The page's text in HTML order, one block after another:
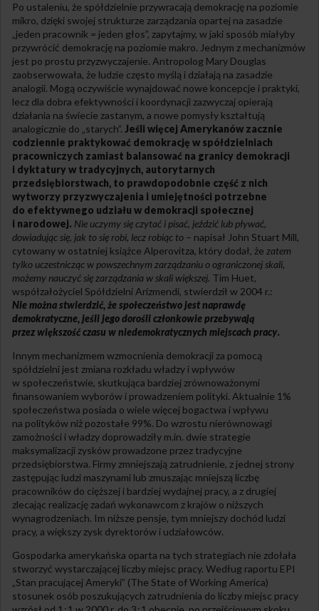
Po ustaleniu, że spółdzielnie przywracają demokrację na poziomie
mikro, dzięki swojej strukturze zarządzania opartej na zasadzie
„jeden pracownik = jeden głos”, zapytajmy, w jaki sposób miałyby
przywrócić demokrację na poziomie makro. Jednym z mechanizmów
jest po prostu przyzwyczajenie. Antropolog Mary Douglas
zaobserwowała, że ludzie często myślą i działają na zasadzie
analogii. Mogą oczywiście wynajdować nowe koncepcje i praktyki,
lecz dla dobra efektywności i koordynacji zazwyczaj opierają
działania na świecie zastanym, a nowe pomysły kształtują
analogicznie do „starych”. Jeśli więcej Amerykanów zacznie
codziennie praktykować demokrację w spółdzielniach
pracowniczych zamiast balansować na granicy demokracji
i dyktatury w tradycyjnych, autorytarnych
przedsiębiorstwach, to prawdopodobnie część z nich
wytworzy przyzwyczajenia i umiejętności potrzebne
do efektywnego udziału w demokracji społecznej
i narodowej. Nie uczymy się czytać i pisać, jeździć lub pływać,
dowiadując się, jak to się robi, lecz robiąc to – napisał John Stuart Mill,
cytowany w ostatniej książce Alperovitza, który dodał, że zatem
tylko uczestnicząc w powszechnym zarządzaniu o ograniczonej skali,
możemy nauczyć się zarządzania w skali większej. Tim Huet,
współzałożyciel Spółdzielni Arizmendi, stwierdził w 2004 r.:
Nie można stwierdzić, że społeczeństwo jest naprawdę
demokratyczne, jeśli jego dorośli członkowie przebywają
przez większość czasu w niedemokratycznych miejscach pracy.
Innym mechanizmem wzmocnienia demokracji za pomocą
spółdzielni jest zmiana rozkładu władzy i wpływów
w społeczeństwie, skutkująca bardziej zrównoważonymi
finansowaniem wyborów i prowadzeniem polityki. Aktualnie 1%
społeczeństwa posiada o wiele więcej bogactwa i wpływu
na polityków niż pozostałe 99%. Do wzrostu nierównowagi
zamożności i władzy doprowadziły m.in. dwie strategie
maksymalizacji zysków prowadzone przez tradycyjne
przedsiębiorstwa. Firmy zmniejszają zatrudnienie, z jednej strony
zastępując ludzi maszynami lub zmuszając mniejszą liczbę
pracowników do cięższej i bardziej wydajnej pracy, a z drugiej
zlecając realizację zadań wykonawcom z krajów o niższych
wynagrodzeniach. Im niższe pensje, tym mniejszy dochód ludzi
pracy, a większy zysk dyrektorów i udziałowców.
Gospodarka amerykańska oparta na tych strategiach nie zdołała
stworzyć wystarczającej liczby miejsc pracy. Według raportu EPI
„Stan pracującej Ameryki” (The State of Working America)
stosunek osób poszukujących zatrudnienia do liczby miejsc pracy